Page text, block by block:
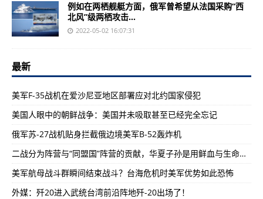
例如在两栖舰艇方面，俄军曾希望从法国采购“西
北风”级两栖攻击...
2022-05-02 16:07:31
最新
美军F-35战机在爱沙尼亚地区部署应对北约国家侵犯
美国人眼中的朝鲜战争：美国并未吸取甚至已经完全忘记
俄军苏-27战机贴身拦截俄边境美军B-52轰炸机
二战分为阵营与“同盟国”阵营的贡献，华夏子孙是用鲜血与生命换来
美军航母战斗群瞬间结束战斗？台海危机时美军优势如此恐怖
外媒：歼20进入武统台湾前沿阵地歼-20出场了！